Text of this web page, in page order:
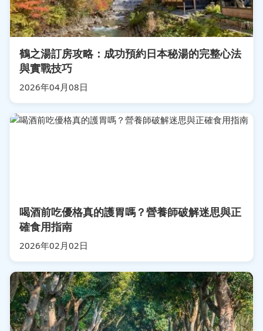
鶴之湯訂房攻略：成功預約日本秘湯的完整心法
與實戰技巧
2026年04月08日
喝酒前吃優格真的護胃嗎？營養師破解迷思與正
確食用指南
2026年02月02日